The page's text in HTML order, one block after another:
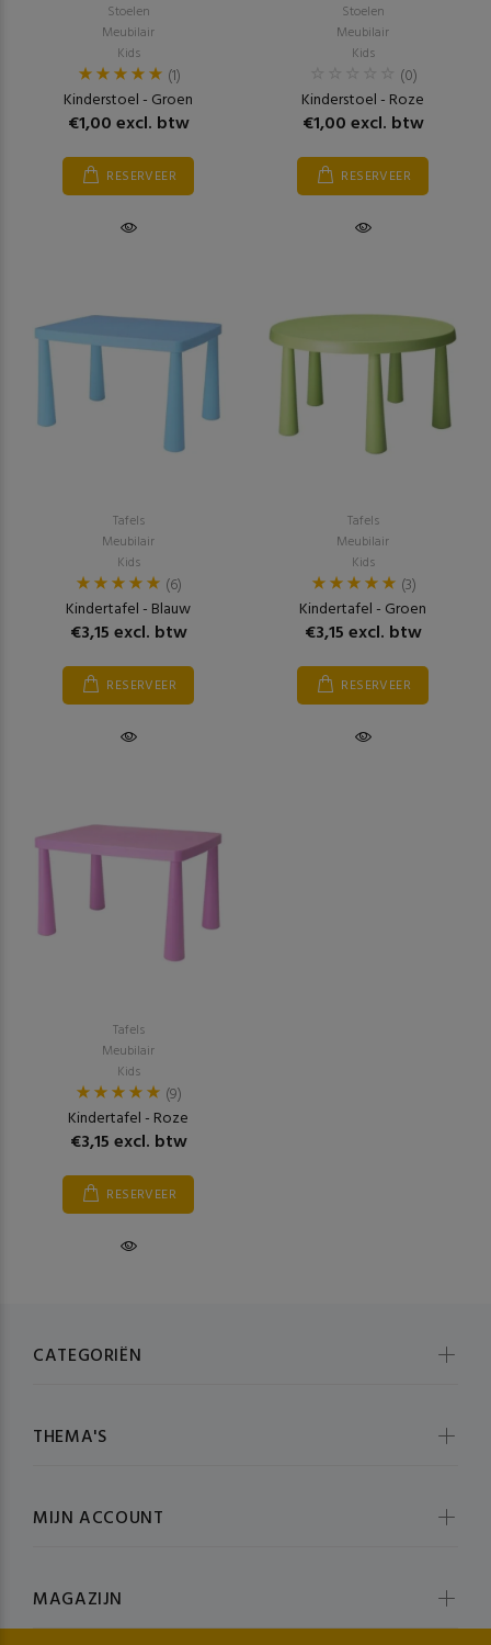
Stoelen
Meubilair
Kids
(1)
Kinderstoel - Groen
€1,00 excl. btw
RESERVEER
Stoelen
Meubilair
Kids
(0)
Kinderstoel - Roze
€1,00 excl. btw
RESERVEER
Tafels
Meubilair
Kids
(6)
Kindertafel - Blauw
€3,15 excl. btw
RESERVEER
Tafels
Meubilair
Kids
(3)
Kindertafel - Groen
€3,15 excl. btw
RESERVEER
Tafels
Meubilair
Kids
(9)
Kindertafel - Roze
€3,15 excl. btw
RESERVEER
CATEGORIËN
THEMA'S
MIJN ACCOUNT
MAGAZIJN